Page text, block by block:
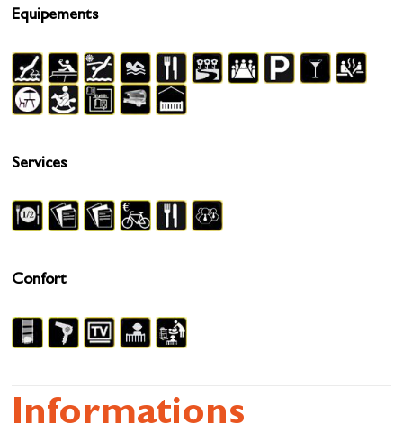
Equipements
Services
Confort
Informations